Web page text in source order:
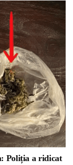
Poliția a ridicat